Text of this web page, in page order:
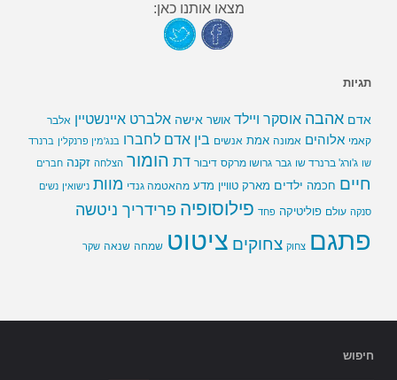
מצאו אותנו כאן:
תגיות
אדם אהבה אוסקר ויילד אושר אישה אלברט איינשטיין אלבר
קאמי אלוהים אמונה אמת אנשים בין אדם לחברו בנג'מין פרנקלין ברנרד
שו ג'ורג' ברנרד שו גבר גרושו מרקס דיבור דת הומור הצלחה זקנה חברים
חיים חכמה ילדים מארק טוויין מדע מהאטמה גנדי מוות נישואין נשים
סנקה עולם פוליטיקה פחד פילוסופיה פרידריך ניטשה
פתגם צחוק צחוקים ציטוט שמחה שנאה שקר
חיפוש